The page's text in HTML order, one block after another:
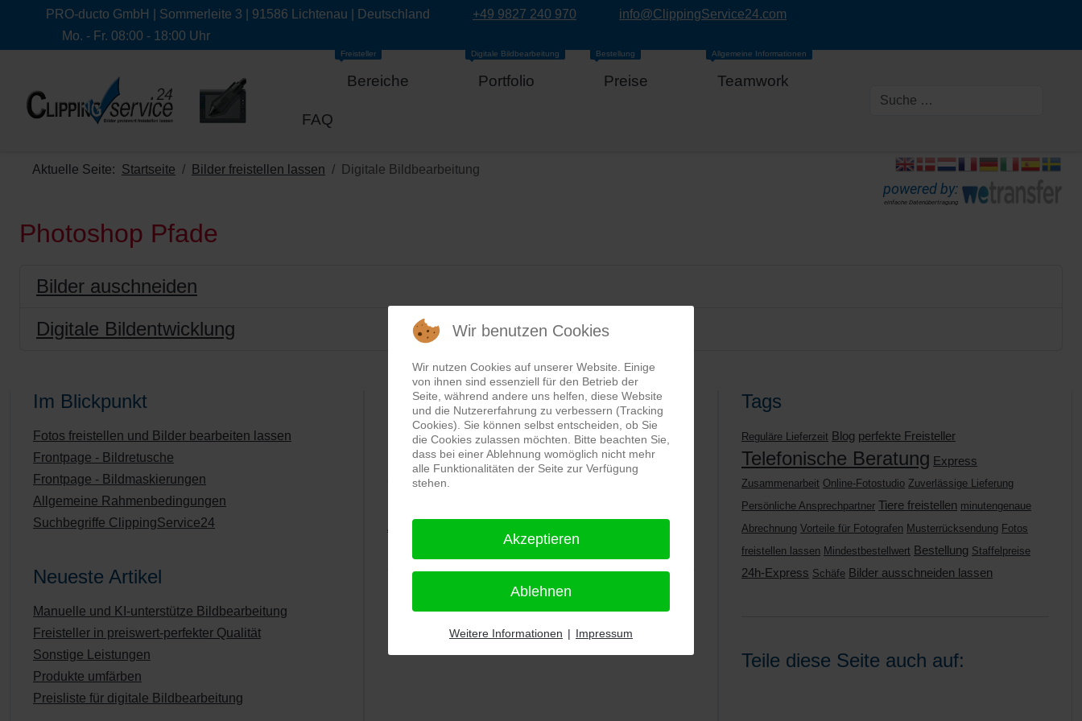
PRO-ducto GmbH | Sommerleite 3 | 91586 Lichtenau | Deutschland +49 9827 240 970
info@ClippingService24.com
Mo. - Fr. 08:00 - 18:00 Uhr
Bereiche
Freisteller
Portfolio
Digitale Bildbearbeitung
Preise
Bestellung
Teamwork
Allgemeine Informationen
FAQ
Aktuelle Seite: Startseite Bilder freistellen lassen Digitale Bildbearbeitung
powered by:
einfache Datenübertragung
Photoshop Pfade
Bilder auschneiden
Digitale Bildentwicklung
Im Blickpunkt
Fotos freistellen und Bilder bearbeiten lassen
Frontpage - Bildretusche
Frontpage - Bildmaskierungen
Allgemeine Rahmenbedingungen
Suchbegriffe ClippingService24
Neueste Artikel
Manuelle und KI-unterstütze Bildbearbeitung
Freisteller in preiswert-perfekter Qualität
Sonstige Leistungen
Produkte umfärben
Preisliste für digitale Bildbearbeitung
PRO-ducto GmbH, Fotografie und Bildbearbeitung in
Lichtenau
⭐⭐⭐⭐⭐
Tags
Reguläre Lieferzeit Blog perfekte Freisteller
Telefonische Beratung Express
Zusammenarbeit Online-Fotostudio Zuverlässige Lieferung
Persönliche Ansprechpartner Tiere freistellen minutengenaue
Abrechnung Vorteile für Fotografen Musterrücksendung Fotos
freistellen lassen Mindestbestellwert Bestellung Staffelpreise
24h-Express Schäfe Bilder ausschneiden lassen
Teile diese Seite auch auf:
Wir benutzen Cookies
Wir nutzen Cookies auf unserer Website. Einige
von ihnen sind essenziell für den Betrieb der
Seite, während andere uns helfen, diese Website
und die Nutzererfahrung zu verbessern (Tracking
Cookies). Sie können selbst entscheiden, ob Sie
die Cookies zulassen möchten. Bitte beachten Sie,
dass bei einer Ablehnung womöglich nicht mehr
alle Funktionalitäten der Seite zur Verfügung
stehen.
Akzeptieren
Ablehnen
Weitere Informationen | Impressum